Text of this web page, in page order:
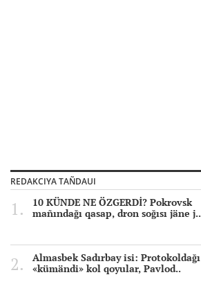
REDAKCIYA TAÑDAUI
10 KÜNDE NE ÖZGERDİ? Pokrovsk
mañındağı qasap, dron soğısı jäne j..
Almasbek Sadırbay isi: Protokoldağı
«kümändi» kol qoyular, Pavlod..